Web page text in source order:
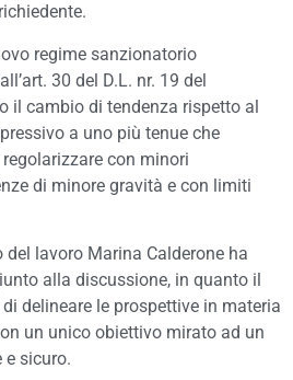
regime sanzionatorio
30 del D.L. nr. 19 del
il cambio di tendenza rispetto al
a uno più tenue che
con minori
di minore gravità e con limiti
lavoro Marina Calderone ha
alla discussione, in quanto il
delineare le prospettive in materia
un unico obiettivo mirato ad un
e sicuro.